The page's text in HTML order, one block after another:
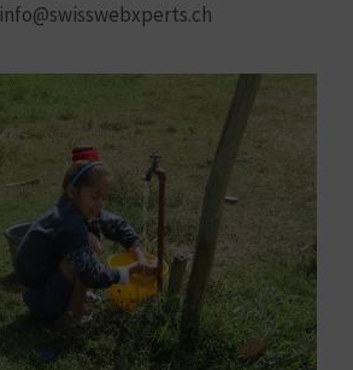
info@swisswebxperts.ch